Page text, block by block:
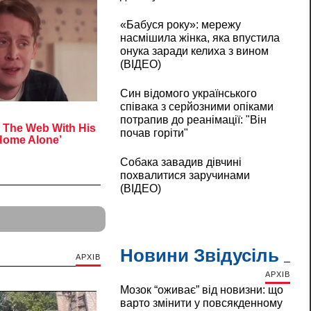
АРХІВ
«Бабуся року»: мережу
насмішила жінка, яка впустила
онука заради келиха з вином
(ВІДЕО)
Син відомого українського
співака з серйозними опіками
потрапив до реанімації: "Він
почав горіти"
Собака завадив дівчині
похвалитися заручинами
(ВІДЕО)
Новини Звідусіль
АРХІВ
Мозок “оживає” від новизни: що
варто змінити у повсякденному